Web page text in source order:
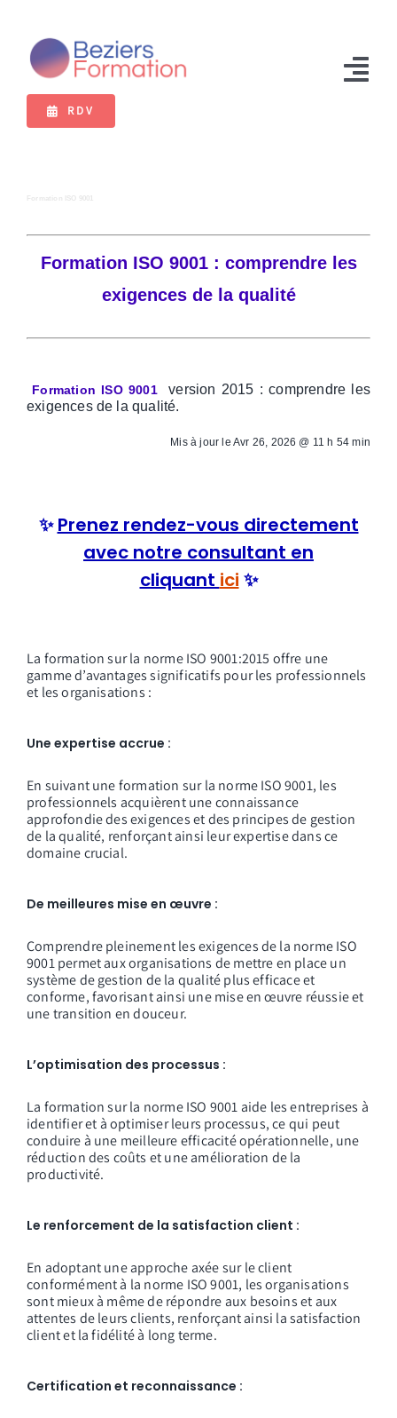
contenu
Extranet
RDV
Formation ISO 9001
Formation ISO 9001 : comprendre les
exigences de la qualité
Formation ISO 9001
version 2015 : comprendre les
exigences de la qualité.
Mis à jour le Avr 26, 2026 @ 11 h 54 min
✨Prenez rendez-vous directement
avec notre consultant en
cliquant ici ✨
La formation sur la norme ISO 9001:2015 offre une
gamme d’avantages significatifs pour les professionnels
et les organisations :
Une expertise accrue :
En suivant une formation sur la norme ISO 9001, les
professionnels acquièrent une connaissance
approfondie des exigences et des principes de gestion
de la qualité, renforçant ainsi leur expertise dans ce
domaine crucial.
De meilleures mise en œuvre :
Comprendre pleinement les exigences de la norme ISO
9001 permet aux organisations de mettre en place un
système de gestion de la qualité plus efficace et
conforme, favorisant ainsi une mise en œuvre réussie et
une transition en douceur.
L’optimisation des processus :
La formation sur la norme ISO 9001 aide les entreprises à
identifier et à optimiser leurs processus, ce qui peut
conduire à une meilleure efficacité opérationnelle, une
réduction des coûts et une amélioration de la
productivité.
Le renforcement de la satisfaction client :
En adoptant une approche axée sur le client
conformément à la norme ISO 9001, les organisations
sont mieux à même de répondre aux besoins et aux
attentes de leurs clients, renforçant ainsi la satisfaction
client et la fidélité à long terme.
Certification et reconnaissance :